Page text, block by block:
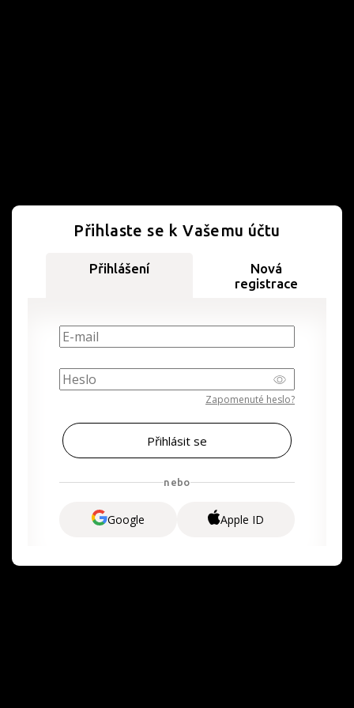
Přihlaste se k Vašemu účtu
Přihlášení
Nová
registrace
Zapomenuté heslo?
nebo
Google Apple ID